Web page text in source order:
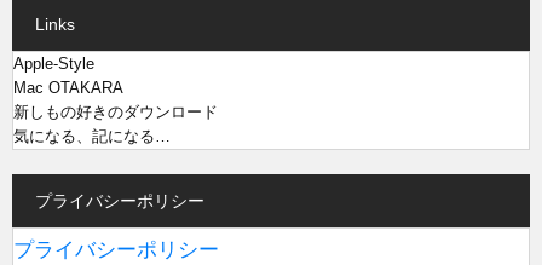
Links
Apple-Style
Mac OTAKARA
新しもの好きのダウンロード
気になる、記になる…
プライバシーポリシー
プライバシーポリシー